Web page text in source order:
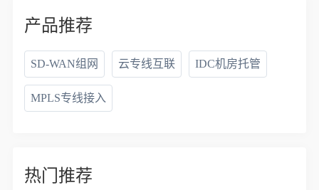
产品推荐
SD-WAN组网 云专线互联 IDC机房托管
MPLS专线接入
热门推荐